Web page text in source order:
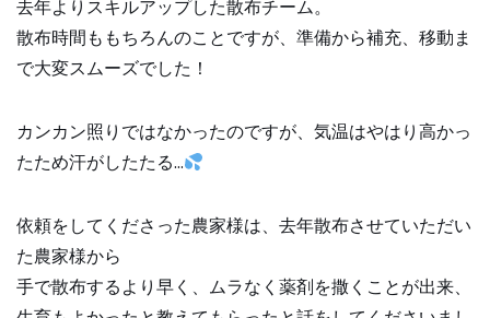
去年よりスキルアップした散布チーム。
散布時間ももちろんのことですが、準備から補充、移動ま
で大変スムーズでした！
カンカン照りではなかったのですが、気温はやはり高かっ
たため汗がしたたる…
依頼をしてくださった農家様は、去年散布させていただい
た農家様から
手で散布するより早く、ムラなく薬剤を撒くことが出来、